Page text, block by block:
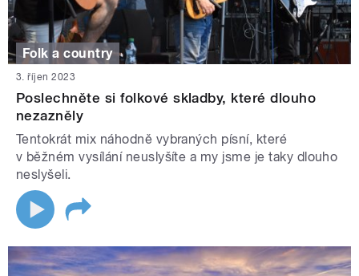
Folk a country
3. říjen 2023
Poslechněte si folkové skladby, které dlouho
nezazněly
Tentokrát mix náhodně vybraných písní, které
v běžném vysílání neuslyšíte a my jsme je taky dlouho
neslyšeli.